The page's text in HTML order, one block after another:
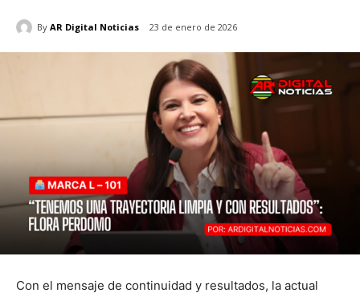
By AR Digital Noticias 23 de enero de 2026
Con el mensaje de continuidad y resultados, la actual